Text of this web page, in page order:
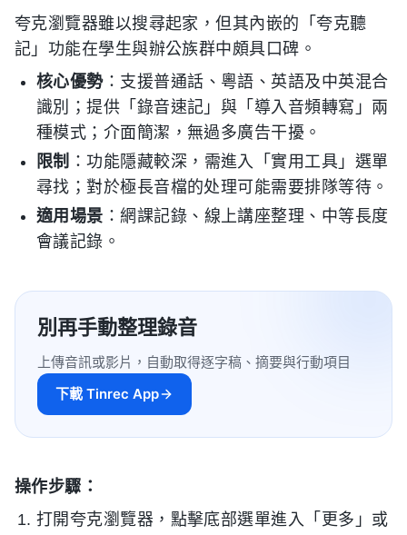
夸克瀏覽器雖以搜尋起家，但其內嵌的「夸克聽
記」功能在學生與辦公族群中頗具口碑。
核心優勢：支援普通話、粵語、英語及中英混合
識別；提供「錄音速記」與「導入音頻轉寫」兩
種模式；介面簡潔，無過多廣告干擾。
限制 ：功能隱藏較深，需進入「實用工具」選單
尋找；對於極長音檔的处理可能需要排隊等待。
適用場景 ：網課記錄、線上講座整理、中等長度
會議記錄。
別再手動整理錄音
上傳音訊或影片，自動取得逐字稿、摘要與行動項目
下載 Tinrec App
操作步驟：
打開夸克瀏覽器，點擊底部選單進入「更多」或